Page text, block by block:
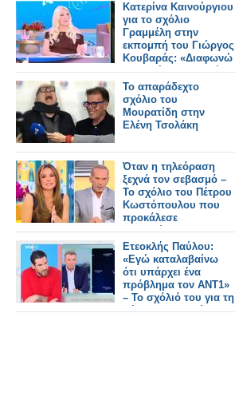
Κατερίνα Καινούργιου
για το σχόλιο
Γραμμέλη στην
εκπομπή του Γιώργος
Κουβαράς: «Διαφωνώ
με τη λέξη “θλιβερή”»
Το απαράδεχτο
σχόλιο του
Μουρατίδη στην
Ελένη Τσολάκη
Όταν η τηλεόραση
ξεχνά τον σεβασμό –
Το σχόλιο του Πέτρου
Κωστόπουλου που
προκάλεσε
αμηχανία...
Ετεοκλής Παύλου:
«Εγώ καταλαβαίνω
ότι υπάρχει ένα
πρόβλημα τον ΑΝΤ1»
– Το σχόλιό του για τη
δήλωση του Γιώργου